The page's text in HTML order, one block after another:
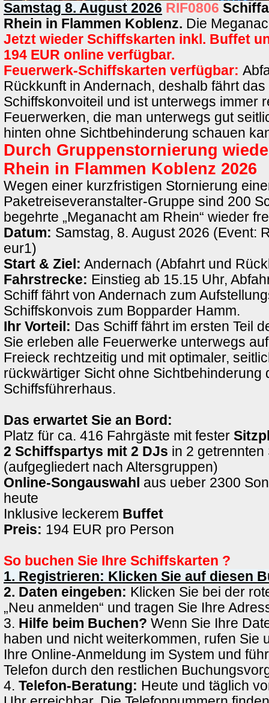
Samstag 8. August 2026 RIF0806
Rhein in Flammen Koblenz. Die
Jetzt wieder Schiffskarten inkl. Buffet
194 EUR online verfügbar.
Feuerwerk-Schiffskarten verfügbar:
Rückkunft in Andernach, deshalb fährt
Schiffskonvoiteil und ist unterwegs immer
Feuerwerken, die man unterwegs gut
hinten ohne Sichtbehinderung schauen
Durch Gruppenstornierung
Rhein in Flammen Koblenz 2026
Wegen einer kurzfristigen Stornierung
Paketreiseveranstalter-Gruppe sind 200
begehrte „Meganacht am Rhein“ wieder
Datum: Samstag, 8. August 2026 (Event:
eur1)
Start & Ziel: Andernach (Abfahrt und
Fahrstrecke: Einstieg ab 15.15 Uhr,
Schiff fährt von Andernach zum
Schiffskonvois zum Bopparder Hamm.
Ihr Vorteil: Das Schiff fährt im ersten Teil
Sie erleben alle Feuerwerke unterwegs
Freieck rechtzeitig und mit optimaler,
rückwärtiger Sicht ohne Sichtbehinderung
Schiffsführerhaus.
Das erwartet Sie an Bord:
Platz für ca. 416 Fahrgäste mit fester
2 Schiffspartys mit 2 DJs in 2 getrennten
(aufgegliedert nach Altersgruppen)
Online-Songauswahl aus ueber 2300
heute
Inklusive leckerem Buffet
Preis: 194 EUR pro Person
So buchen Sie Ihre Schiffskarten ?
1. Registrieren: Klicken Sie auf diesen
2. Daten eingeben: Klicken Sie bei der
„Neu anmelden“ und tragen Sie Ihre
3. Hilfe beim Buchen? Wenn Sie Ihre
haben und nicht weiterkommen, rufen Sie
Ihre Online-Anmeldung im System und
Telefon durch den restlichen
4. Telefon-Beratung: Heute und täglich